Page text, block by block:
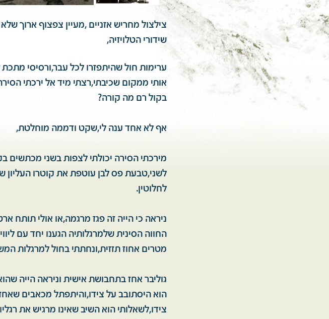
צילצול מחריש אזניים ,מעיין צפצוף ארוך
שידורי הטלויזיה,
ערימות חול שהיתפזרו לכל עבר,ורסיסי
אותי ממקום שכיבתי,רצתי מיד אל ירכתי
בקול רם מה קורה?
אף לא אחד ענה לי,שקט ודממה מוחלטת,
לשני,טבעת פס לבן עוטפת את קוטרו
לחלוטין.
ניראה כי הייה זה פגז מרגמה,או אולי תותח
מטרים אחוז תזזית,ונחתתי בחול למרגלות
גוליבר אחז בתחבושת אישית וניראה הייה
הוא היסתובב על צידו,והיתפתל מכאבים
צידו,לשאלותי הוא השיב שאינו מרגיש את